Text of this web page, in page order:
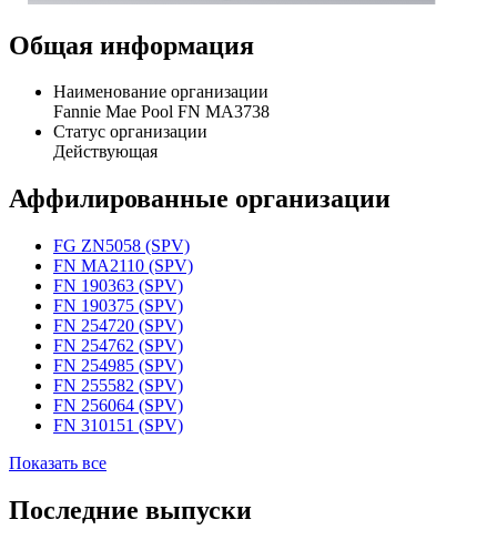
Общая информация
Наименование организации
Fannie Mae Pool FN MA3738
Статус организации
Действующая
Аффилированные организации
FG ZN5058 (SPV)
FN MA2110 (SPV)
FN 190363 (SPV)
FN 190375 (SPV)
FN 254720 (SPV)
FN 254762 (SPV)
FN 254985 (SPV)
FN 255582 (SPV)
FN 256064 (SPV)
FN 310151 (SPV)
Показать все
Последние выпуски